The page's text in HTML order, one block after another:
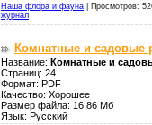
Наша флора и фауна
Просмотров:
журнал
Комнатные и садовые
Название: Комнатные и
Страниц: 24
Формат: PDF
Качество: Хорошее
Размер файла: 16,86 Мб
Язык: Русский